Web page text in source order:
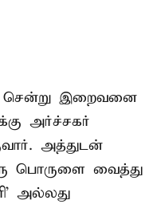
சென்று இறைவனை
அர்ச்சகர்
அத்துடன்
பொருளை வைத்து
அல்லது